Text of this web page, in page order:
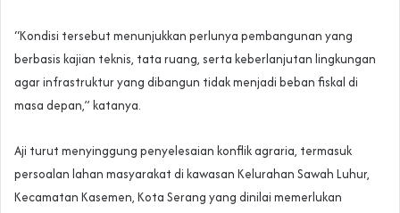
“Kondisi tersebut menunjukkan perlunya pembangunan yang
berbasis kajian teknis, tata ruang, serta keberlanjutan lingkungan
agar infrastruktur yang dibangun tidak menjadi beban fiskal di
masa depan,” katanya.
Aji turut menyinggung penyelesaian konflik agraria, termasuk
persoalan lahan masyarakat di kawasan Kelurahan Sawah Luhur,
Kecamatan Kasemen, Kota Serang yang dinilai memerlukan